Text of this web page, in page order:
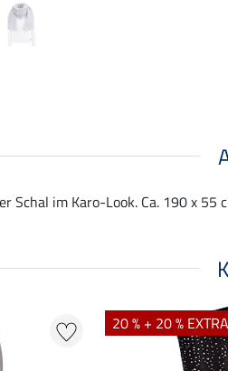
Schal im Karo-Look. Ca. 190 x 55
20 % + 20 % EXTRA